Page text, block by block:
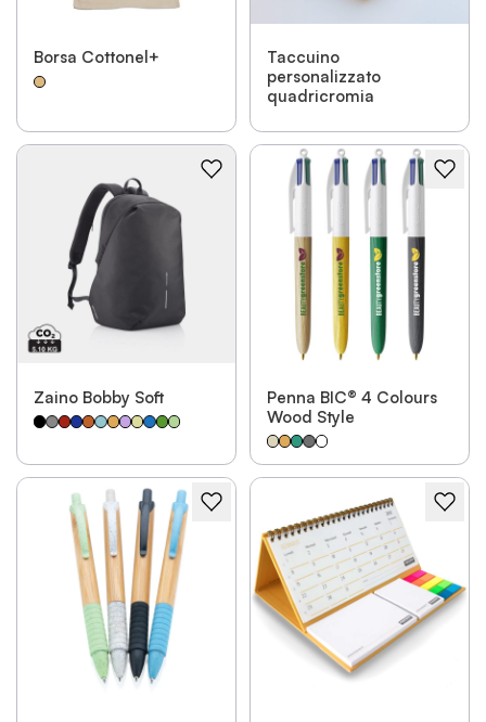
Borsa Cottonel+
Taccuino
personalizzato
quadricromia
Zaino Bobby Soft
Penna BIC® 4 Colours
Wood Style